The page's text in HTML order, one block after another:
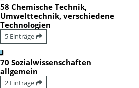
58 Chemische Technik,
Umwelttechnik, verschiedene
Technologien
5 Einträge
70 Sozialwissenschaften
allgemein
2 Einträge